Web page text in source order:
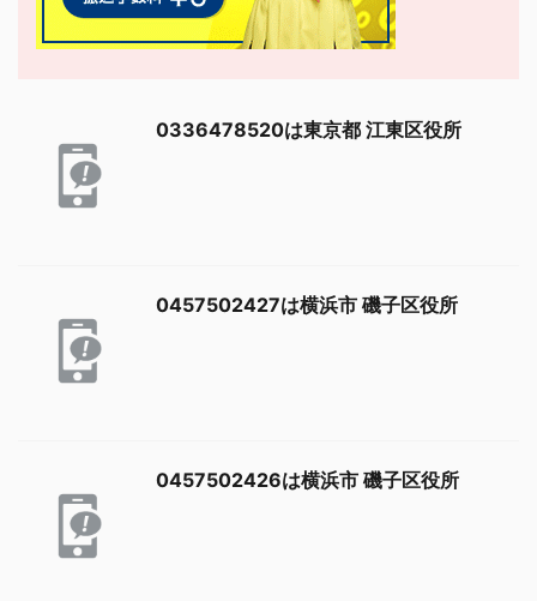
0336478520は東京都 江東区役所
0457502427は横浜市 磯子区役所
0457502426は横浜市 磯子区役所